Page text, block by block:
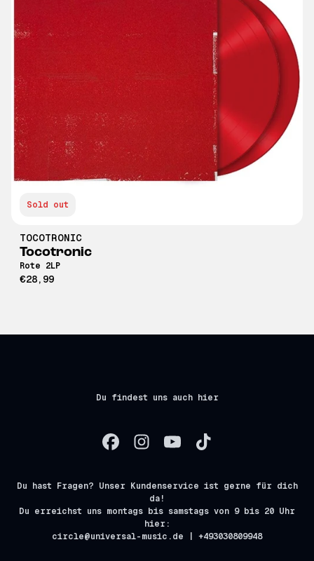
Sold out
TOCOTRONIC
Tocotronic
Rote 2LP
€28,99
Du findest uns auch hier
Du hast Fragen? Unser Kundenservice ist gerne für dich
da!
Du erreichst uns montags bis samstags von 9 bis 20 Uhr
hier:
circle@universal-music.de | +493030809948